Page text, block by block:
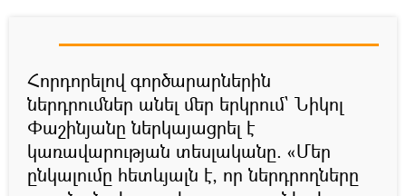
Հորդորելով գործարարներին
ներդրումներ անել մեր երկրում` Նիկոլ
Փաշինյանը ներկայացրել է
կառավարության տեսլականը. «Մեր
ընկալումը հետևյալն է, որ ներդրողները